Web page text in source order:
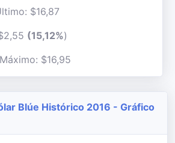
$16,87
(15,12%)
$16,95
Blúe Histórico 2016 - Gráfico